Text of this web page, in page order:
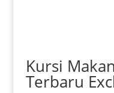
Kursi
Terbaru